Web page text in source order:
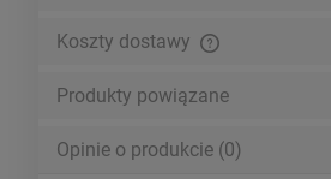
Koszty dostawy
Produkty powiązane
Opinie o produkcie (0)